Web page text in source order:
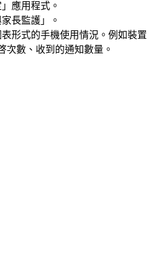
應用程式。
長監護」。
形式的手機使用情況。例如裝置
次數、收到的通知數量。